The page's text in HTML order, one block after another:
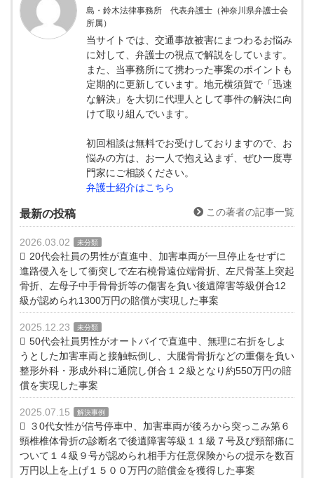
島・鈴木法律事務所 代表弁護士（神奈川県弁護士会
所属）
当サイトでは、交通事故被害にまつわるお悩み
に対して、弁護士の視点で解説をしています。
また、当事務所にて携わった事案のポイントも
定期的に更新しています。地元横須賀で「迅速
な解決」を大切に代理人として事件の解決に向
けて取り組んでいます。
初回相談は無料でお受けしておりますので、お
悩みの方は、お一人で抱え込まず、ぜひ一度専
門家にご相談ください。
弁護士紹介はこちら
最新の投稿 この著者の記事一覧
2026.03.02 未分類
20代会社員の男性が直進中、加害車両が一旦停止をせずに
進路侵入をして衝突しで左右橈骨遠位端骨折、左尺骨茎上突起
骨折、左母子中手骨骨折等の傷害を負い後遺障害等級併合12
級が認められ1300万円の賠償が実現した事案
2025.12.23 未分類
50代会社員男性がオートバイで直進中、無理に右折をしよ
うとした加害車両と接触転倒し、大腿骨骨折などの重傷を負い
整形外科・形成外科に通院し併合１２級となり約550万円の賠
償を実現した事案
2025.07.15 解決事例
３0代女性が信号停車中、加害車両が後ろから突っこみ第６
頸椎椎体骨折の診断名で後遺障害等級１１級７号及び頸部痛に
ついて１４級９号が認められ相手方任意保険からの提示を数百
万円以上を上げ１５００万円の賠償金を獲得した事案